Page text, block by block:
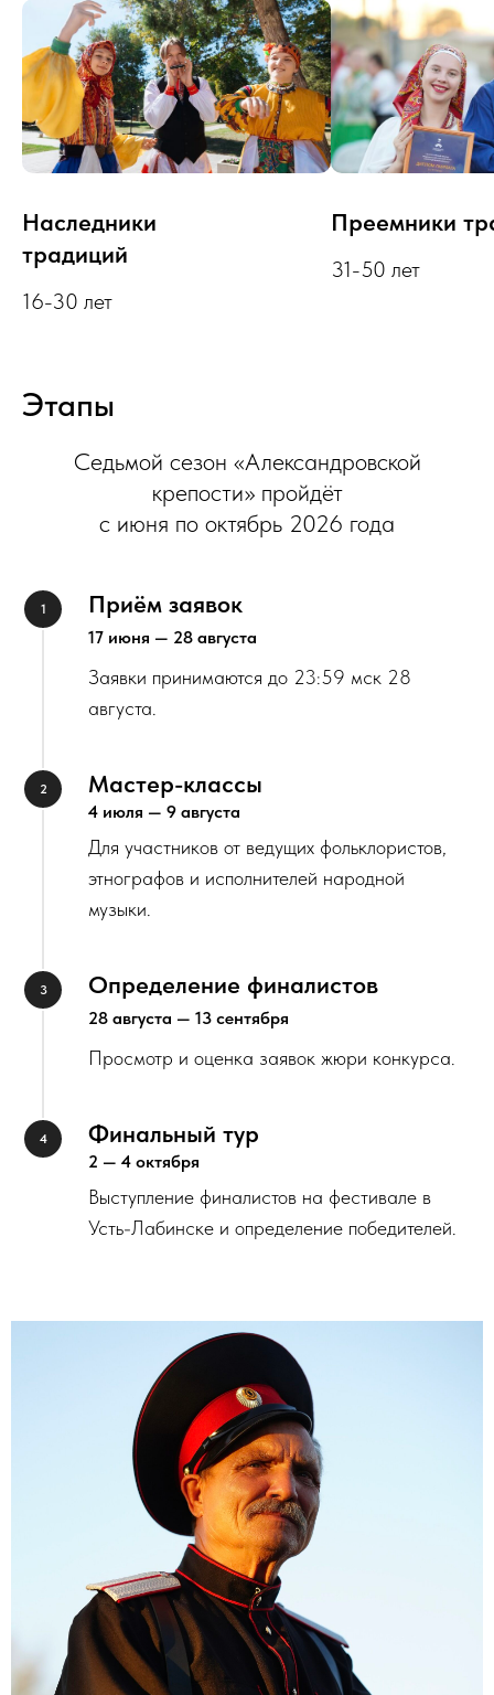
Наследники
традиций
16-30 лет
Преемники
31-50 лет
Этапы
Седьмой сезон «Александровской
крепости» пройдёт
с июня по октябрь 2026 года
Приём заявок
17 июня — 28 августа
Заявки принимаются до 23:59 мск 28
августа.
Мастер-классы
4 июля — 9 августа
Для участников от ведущих фольклористов,
этнографов и исполнителей народной
музыки.
Определение финалистов
28 августа — 13 сентября
Просмотр и оценка заявок жюри конкурса.
Финальный тур
2 — 4 октября
Выступление финалистов на фестивале в
Усть-Лабинске и определение победителей.